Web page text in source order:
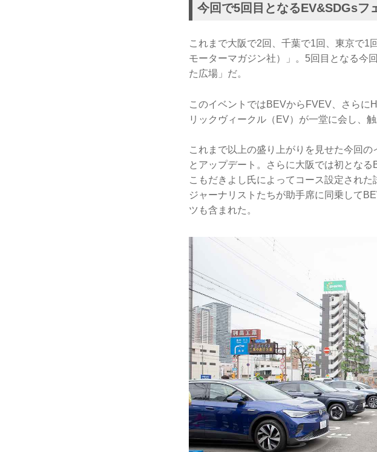
今回で5回目となるEV&SDGsフ
これまで大阪で2回、千葉で1回、東京で1
モーターマガジン社）」。5回目となる今
た広場」だ。
このイベントではBEVからFVEV、さらに
リックヴィークル（EV）が一堂に会し、
これまで以上の盛り上がりを見せた今回
とアップデート。さらに大阪では初とな
こもだきよし氏によってコース設定され
ジャーナリストたちが助手席に同乗して
ツも含まれた。